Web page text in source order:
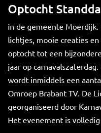
Optocht
in de gemeente
lichtjes, mooie creaties
optocht tot een
jaar op
wordt inmiddels een
Omroep Brabant TV. De
georganiseerd door
Het evenement is